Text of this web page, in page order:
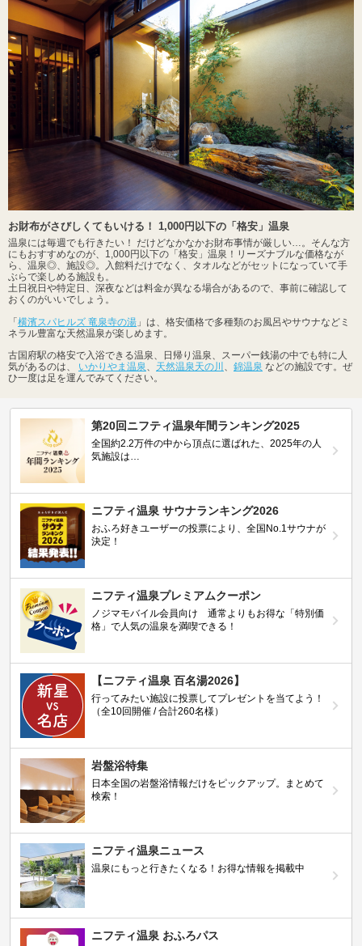
お財布がさびしくてもいける！ 1,000円以下の「格安」温泉
温泉には毎週でも行きたい！ だけどなかなかお財布事情が厳しい…。そんな方
にもおすすめなのが、1,000円以下の「格安」温泉！リーズナブルな価格なが
ら、温泉◎、施設◎。入館料だけでなく、タオルなどがセットになっていて手
ぶらで楽しめる施設も。
土日祝日や特定日、深夜などは料金が異なる場合があるので、事前に確認して
おくのがいいでしょう。
「 横濱スパヒルズ 竜泉寺の湯 」は、格安価格で多種類のお風呂やサウナなどミ
ネラル豊富な天然温泉が楽しめます。
古国府駅の格安で入浴できる温泉、日帰り温泉、スーパー銭湯の中でも特に人
気があるのは、 いかりやま温泉、 天然温泉天の川 、 錦温泉 などの施設です。ぜ
ひ一度は足を運んでみてください。
第20回ニフティ温泉年間ランキング2025
全国約2.2万件の中から頂点に選ばれた、2025年の人
気施設は…
ニフティ温泉 サウナランキング2026
おふろ好きユーザーの投票により、全国No.1サウナが
決定！
ニフティ温泉プレミアムクーポン
ノジマモバイル会員向け 通常よりもお得な「特別価
格」で人気の温泉を満喫できる！
【ニフティ温泉 百名湯2026】
行ってみたい施設に投票してプレゼントを当てよう！
（全10回開催 / 合計260名様）
岩盤浴特集
日本全国の岩盤浴情報だけをピックアップ。まとめて
検索！
ニフティ温泉ニュース
温泉にもっと行きたくなる！お得な情報を掲載中
ニフティ温泉 おふろパス